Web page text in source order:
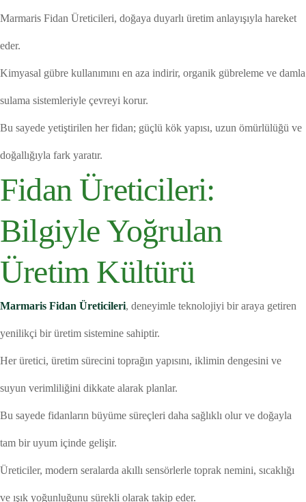
Marmaris Fidan Üreticileri, doğaya duyarlı üretim anlayışıyla hareket
eder.
Kimyasal gübre kullanımını en aza indirir, organik gübreleme ve damla
sulama sistemleriyle çevreyi korur.
Bu sayede yetiştirilen her fidan; güçlü kök yapısı, uzun ömürlülüğü ve
doğallığıyla fark yaratır.
Fidan Üreticileri:
Bilgiyle Yoğrulan
Üretim Kültürü
Marmaris Fidan Üreticileri, deneyimle teknolojiyi bir araya getiren
yenilikçi bir üretim sistemine sahiptir.
Her üretici, üretim sürecini toprağın yapısını, iklimin dengesini ve
suyun verimliliğini dikkate alarak planlar.
Bu sayede fidanların büyüme süreçleri daha sağlıklı olur ve doğayla
tam bir uyum içinde gelişir.
Üreticiler, modern seralarda akıllı sensörlerle toprak nemini, sıcaklığı
ve ışık yoğunluğunu sürekli olarak takip eder.